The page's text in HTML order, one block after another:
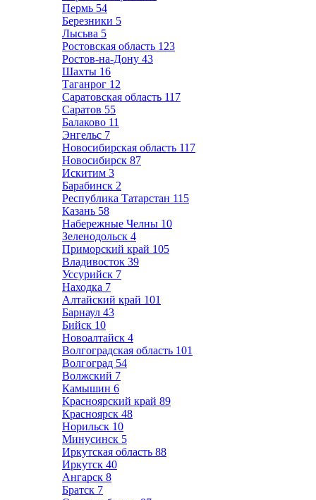
Пермь 54
Березники 5
Лысьва 5
Ростовская область 123
Ростов-на-Дону 43
Шахты 16
Таганрог 12
Саратовская область 117
Саратов 55
Балаково 11
Энгельс 7
Новосибирская область 117
Новосибирск 87
Искитим 3
Барабинск 2
Республика Татарстан 115
Казань 58
Набережные Челны 10
Зеленодольск 4
Приморский край 105
Владивосток 39
Уссурийск 7
Находка 7
Алтайский край 101
Барнаул 43
Бийск 10
Новоалтайск 4
Волгоградская область 101
Волгоград 54
Волжский 7
Камышин 6
Красноярский край 89
Красноярск 48
Норильск 10
Минусинск 5
Иркутская область 88
Иркутск 40
Ангарск 8
Братск 7